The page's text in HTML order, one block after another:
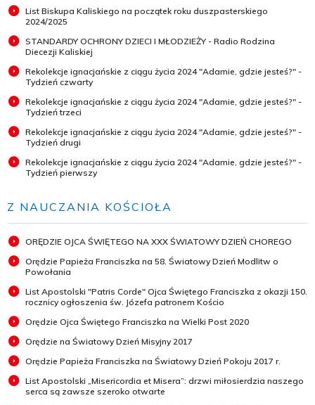
List Biskupa Kaliskiego na początek roku duszpasterskiego
2024/2025
STANDARDY OCHRONY DZIECI I MŁODZIEŻY - Radio Rodzina
Diecezji Kaliskiej
Rekolekcje ignacjańskie z ciągu życia 2024 "Adamie, gdzie jesteś?" -
Tydzień czwarty
Rekolekcje ignacjańskie z ciągu życia 2024 "Adamie, gdzie jesteś?" -
Tydzień trzeci
Rekolekcje ignacjańskie z ciągu życia 2024 "Adamie, gdzie jesteś?" -
Tydzień drugi
Rekolekcje ignacjańskie z ciągu życia 2024 "Adamie, gdzie jesteś?" -
Tydzień pierwszy
Z NAUCZANIA KOŚCIOŁA
ORĘDZIE OJCA ŚWIĘTEGO NA XXX ŚWIATOWY DZIEŃ CHOREGO
Orędzie Papieża Franciszka na 58. Światowy Dzień Modlitw o
Powołania
List Apostolski "Patris Corde" Ojca Świętego Franciszka z okazji 150.
rocznicy ogłoszenia św. Józefa patronem Kościo
Orędzie Ojca Świętego Franciszka na Wielki Post 2020
Orędzie na Światowy Dzień Misyjny 2017
Orędzie Papieża Franciszka na Światowy Dzień Pokoju 2017 r.
List Apostolski „Misericordia et Misera”: drzwi miłosierdzia naszego
serca są zawsze szeroko otwarte